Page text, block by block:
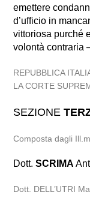
emettere
d’ufficio in
vittoriosa purché
volontà contraria
REPUBBLICA
LA CORTE
SEZIONE
Composta dagli
Dott.SCRIMA
Dott. DELL’UTRI